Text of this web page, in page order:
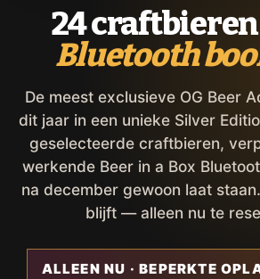
24
Bluetooth
De meest exclusieve OG Beer
dit jaar in een unieke Silver
geselecteerde craftbieren,
werkende Beer in a Box
na december gewoon laat
blijft — alleen nu te
ALLEEN NU · BEPERKTE